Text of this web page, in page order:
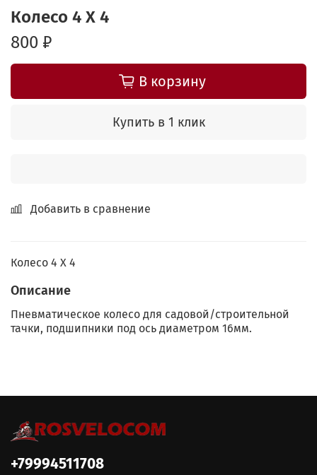
Колесо 4 Х 4
800 ₽
В корзину
Купить в 1 клик
Добавить в сравнение
Колесо 4 Х 4
Описание
Пневматическое колесо для садовой/строительной
тачки, подшипники под ось диаметром 16мм.
+79994511708